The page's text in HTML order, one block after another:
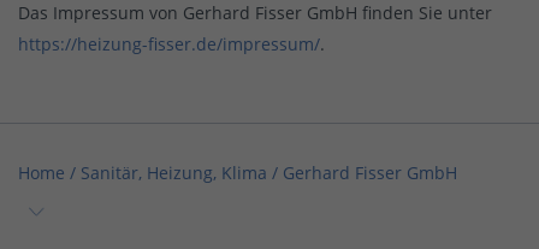
Das Impressum von Gerhard Fisser GmbH finden Sie unter
https://heizung-fisser.de/impressum/.
Home / Sanitär, Heizung, Klima / Gerhard Fisser GmbH